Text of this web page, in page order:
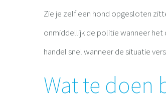
Zie je zelf een hond opgesloten
onmiddellijk de politie wanneer
handel snel wanneer de situatie
Wat te doen